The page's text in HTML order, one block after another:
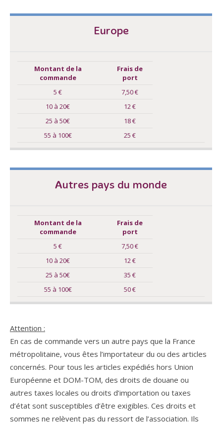
Europe
Montant de la
commande
Frais de
port
5 €
7,50 €
10 à 20€
12 €
25 à 50€
18 €
55 à 100€
25 €
Autres pays du monde
Montant de la
commande
Frais de
port
5 €
7,50 €
10 à 20€
12 €
25 à 50€
35 €
55 à 100€
50 €
Attention :
En cas de commande vers un autre pays que la France
métropolitaine, vous êtes l’importateur du ou des articles
concernés. Pour tous les articles expédiés hors Union
Européenne et DOM-TOM, des droits de douane ou
autres taxes locales ou droits d’importation ou taxes
d’état sont susceptibles d’être exigibles. Ces droits et
sommes ne relèvent pas du ressort de l’association. Ils